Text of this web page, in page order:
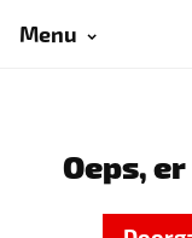
Menu
Oeps,